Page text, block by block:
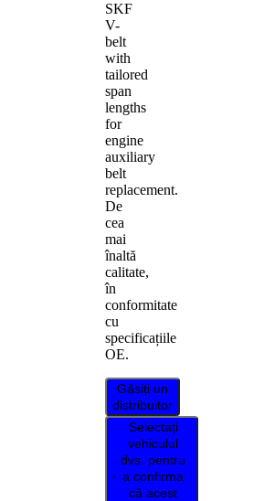
SKF
V-
belt
with
tailored
span
lengths
for
engine
auxiliary
belt
replacement.
De
cea
mai
înaltă
calitate,
în
conformitate
cu
specificațiile
OE.
Găsiți un
distribuitor
Selectați
vehiculul
dvs. pentru
a confirma
că acest